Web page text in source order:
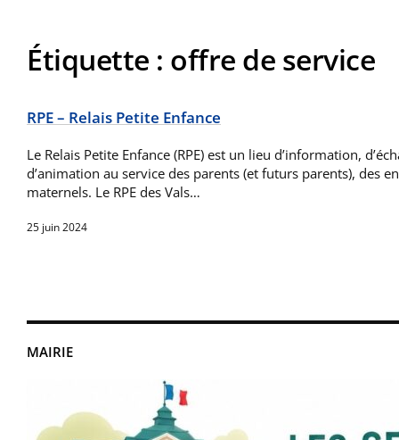
MAIRIE
Étiquette : offre de service
RPE – Relais Petite Enfance
Le Relais Petite Enfance (RPE) est un lieu d’information,
d’animation au service des parents (et futurs parents), des
maternels. Le RPE des Vals…
25 juin 2024